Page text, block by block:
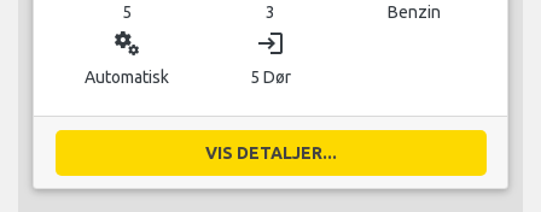
5 3 Benzin
miscellaneous_services
Automatisk
login
5 Dør
VIS DETALJER...